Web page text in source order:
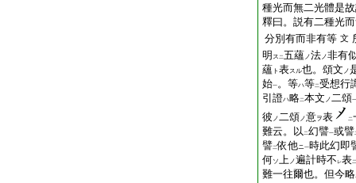
種光而無二光體是
釋曰。説有二種光
分別有而非有等 文
明 ス 二五蘊ノ法ノ非有
蘊 ト 表スル也。頌文 ノ
始一。等ハ等二受想行
引證ハ略二本文 ノ二頌一
彼 ノ二頌ノ意ヲ表 二
難云。以 二幻譬一或譬
譬二依他ニ一時此幻即
何ソ上ノ遍計時不 レ表二
難一往爾也。但今略